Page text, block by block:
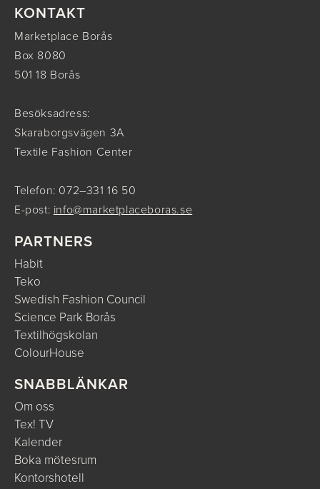
KONTAKT
Marketplace Borås
Box 8080
501 18 Borås
Besöksadress:
Skaraborgsvägen 3A
Textile Fashion Center
Telefon: 072–331 16 50
E-post: info@marketplaceboras.se
PARTNERS
Habit
Teko
Swedish Fashion Council
Science Park Borås
Textilhögskolan
ColourHouse
SNABBLÄNKAR
Om oss
Tex! TV
Kalender
Boka mötesrum
Kontorshotell